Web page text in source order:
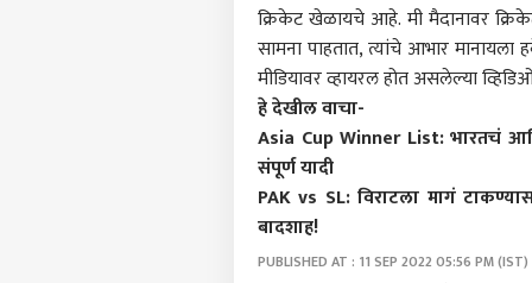
क्रिकेट खेळायचे आहे. मी मैदानावर
सामना पाहतात, त्यांचे आभार
मीडियावर व्हायरल होत असलेल्या
हे देखील वाचा-
Asia Cup Winner List: भारतचं
संपूर्ण यादी
PAK vs SL: विराटला मागं
बादशाह!
PUBLISHED AT : 11 SEP 2022 05:56 PM (IST)
प्रायव्हसी पॉलिसी
संपर्क साधा
करिअर
फीडबॅक
आमच्याबद्दल